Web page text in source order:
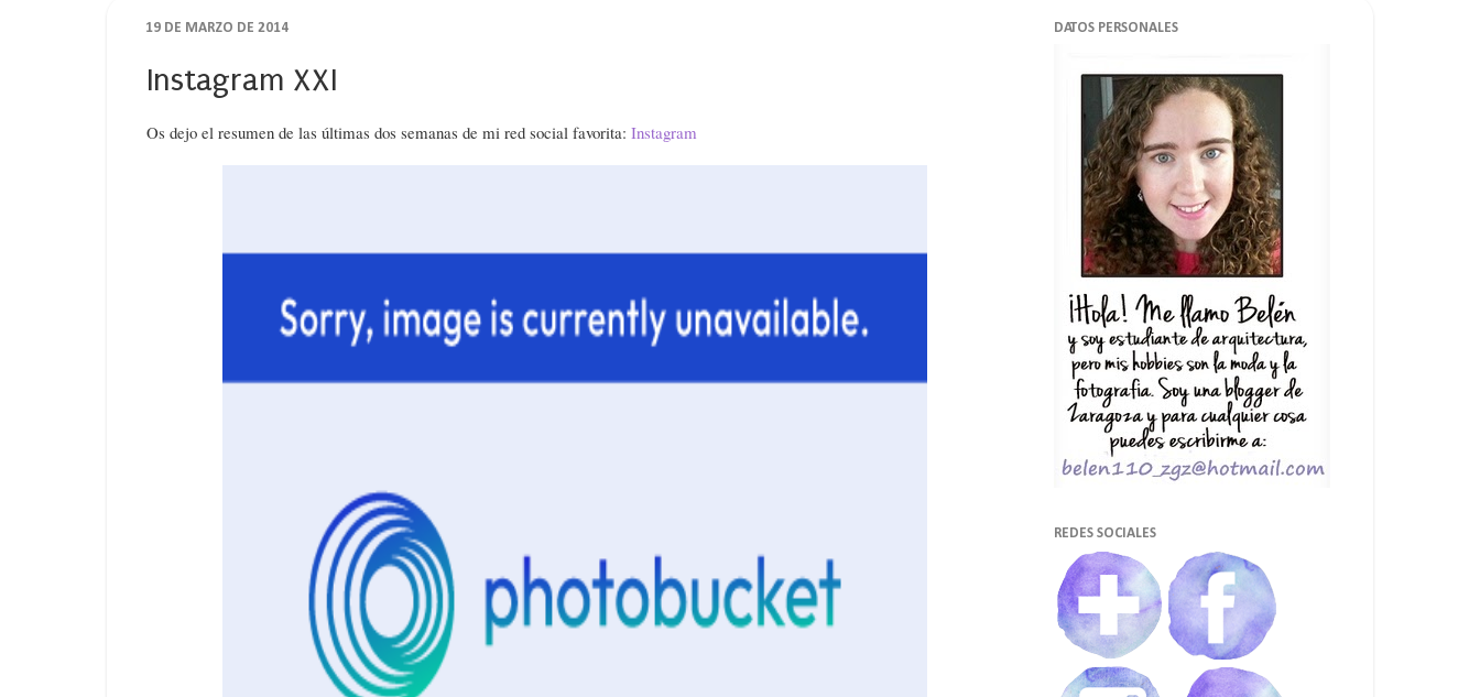
19 DE MARZO DE 2014
Instagram XXI
Os dejo el resumen de las últimas dos semanas de mi red social favorita: Instagram
DATOS PERSONALES
REDES SOCIALES